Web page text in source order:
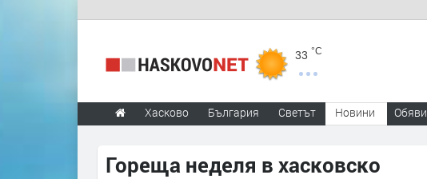
33 °C
Хасково България Светът Новини Обяви
Гореща неделя в хасковско